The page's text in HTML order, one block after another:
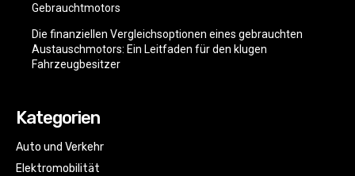
Gebrauchtmotors
Die finanziellen Vergleichsoptionen eines gebrauchten
Austauschmotors: Ein Leitfaden für den klugen
Fahrzeugbesitzer
Kategorien
Auto und Verkehr
Elektromobilität